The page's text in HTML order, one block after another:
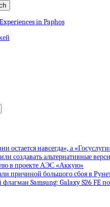
in Paphos
навсегда», а
создавать альтернативные
в проекте АЭС «Аккую»
причиной большого сбоя в
Samsung: Galaxy S26 FE